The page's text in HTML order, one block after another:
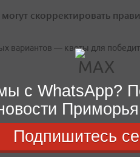
скорректировать
вариантов — квоты для
дыню: простые правила
с WhatsApp?
Подпишитесь